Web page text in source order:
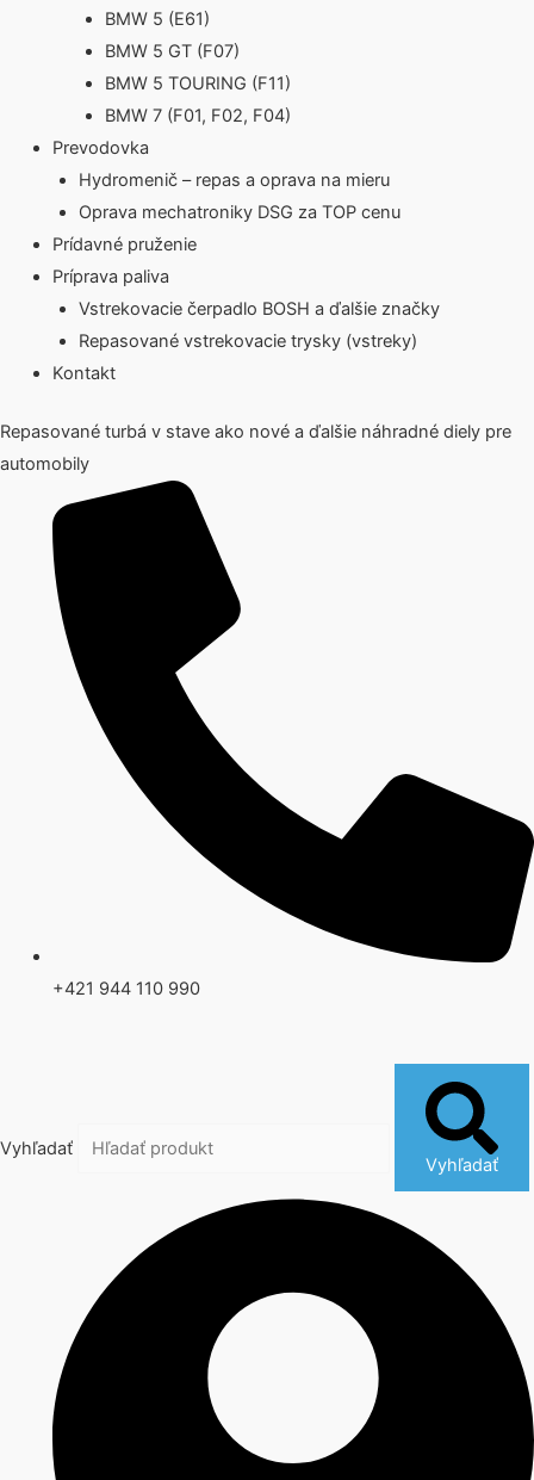
BMW 5 (E61)
BMW 5 GT (F07)
BMW 5 TOURING (F11)
BMW 7 (F01, F02, F04)
Prevodovka
Hydromenič – repas a oprava na mieru
Oprava mechatroniky DSG za TOP cenu
Prídavné pruženie
Príprava paliva
Vstrekovacie čerpadlo BOSH a ďalšie značky
Repasované vstrekovacie trysky (vstreky)
Kontakt
Repasované turbá v stave ako nové a ďalšie náhradné diely pre
automobily
+421 944 110 990
Vyhľadať
Vyhľadať